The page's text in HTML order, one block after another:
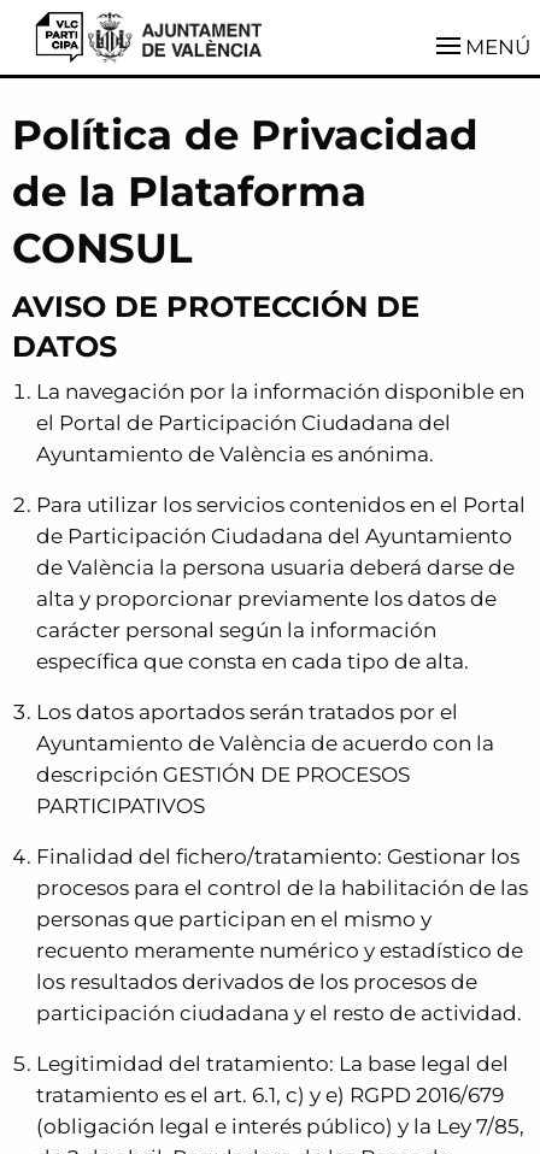
VLCParticipa MENÚ
Política de Privacidad
de la Plataforma
CONSUL
AVISO DE PROTECCIÓN DE
DATOS
La navegación por la información disponible en
el Portal de Participación Ciudadana del
Ayuntamiento de València es anónima.
Para utilizar los servicios contenidos en el Portal
de Participación Ciudadana del Ayuntamiento
de València la persona usuaria deberá darse de
alta y proporcionar previamente los datos de
carácter personal según la información
específica que consta en cada tipo de alta.
Los datos aportados serán tratados por el
Ayuntamiento de València de acuerdo con la
descripción GESTIÓN DE PROCESOS
PARTICIPATIVOS
Finalidad del fichero/tratamiento: Gestionar los
procesos para el control de la habilitación de las
personas que participan en el mismo y
recuento meramente numérico y estadístico de
los resultados derivados de los procesos de
participación ciudadana y el resto de actividad.
Legitimidad del tratamiento: La base legal del
tratamiento es el art. 6.1, c) y e) RGPD 2016/679
(obligación legal e interés público) y la Ley 7/85,